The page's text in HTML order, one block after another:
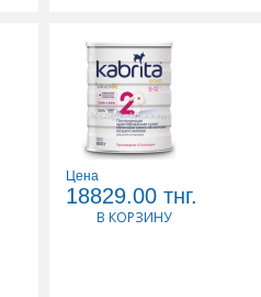
KABRITA 2 GOLD НА
КОЗЬЕМ МОЛОКЕ СУХ
МОЛОЧ СМЕСЬ 6+ 800,0
Цена
18829.00 тнг.
В КОРЗИНУ